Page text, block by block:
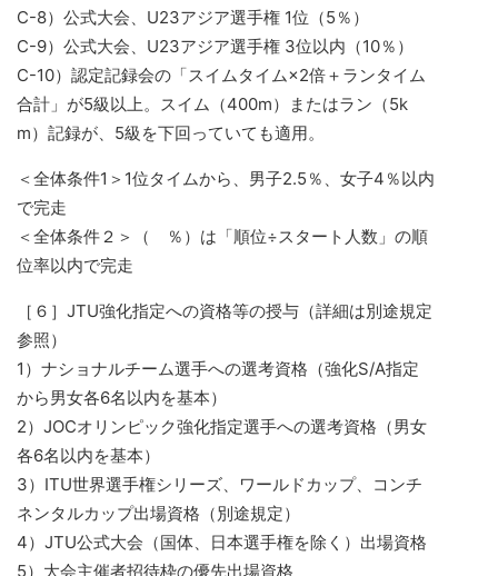
C-8）公式大会、U23アジア選手権 1位（5％）
C-9）公式大会、U23アジア選手権 3位以内（10％）
C-10）認定記録会の「スイムタイム×2倍＋ランタイム
合計」が5級以上。スイム（400m）またはラン（5k
m）記録が、5級を下回っていても適用。
＜全体条件1＞1位タイムから、男子2.5％、女子4％以内
で完走
＜全体条件２＞（ ％）は「順位÷スタート人数」の順
位率以内で完走
［６］JTU強化指定への資格等の授与（詳細は別途規定
参照）
1）ナショナルチーム選手への選考資格（強化S/A指定
から男女各6名以内を基本）
2）JOCオリンピック強化指定選手への選考資格（男女
各6名以内を基本）
3）ITU世界選手権シリーズ、ワールドカップ、コンチ
ネンタルカップ出場資格（別途規定）
4）JTU公式大会（国体、日本選手権を除く）出場資格
5）大会主催者招待枠の優先出場資格